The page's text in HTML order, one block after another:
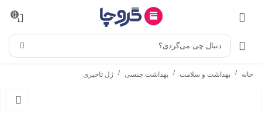
0
دنبال چی می‌گردی؟
خانه / بهداشت و سلامت / بهداشت جنسی / ژل تاخیری